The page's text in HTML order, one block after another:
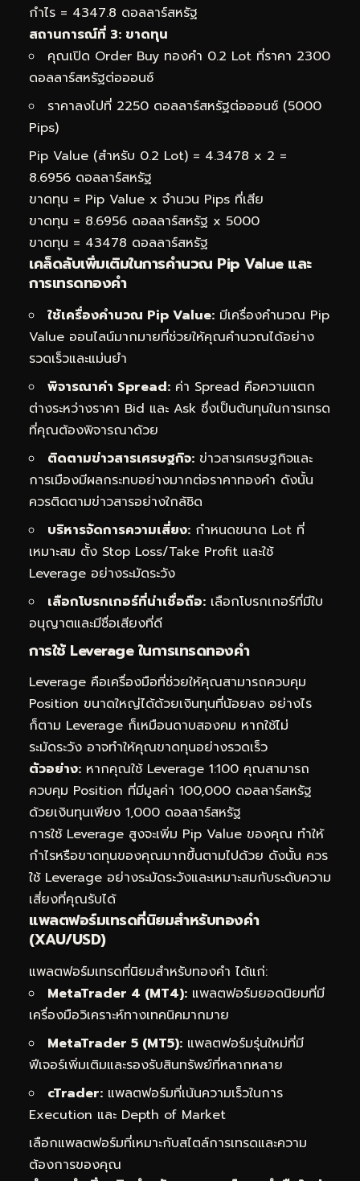
กำไร = 4347.8 ดอลลาร์สหรัฐ
สถานการณ์ที่ 3: ขาดทุน
คุณเปิด Order Buy ทองคำ 0.2 Lot ที่ราคา 2300
ดอลลาร์สหรัฐต่อออนซ์
ราคาลงไปที่ 2250 ดอลลาร์สหรัฐต่อออนซ์ (5000
Pips)
Pip Value (สำหรับ 0.2 Lot) = 4.3478 x 2 =
8.6956 ดอลลาร์สหรัฐ
ขาดทุน = Pip Value x จำนวน Pips ที่เสีย
ขาดทุน = 8.6956 ดอลลาร์สหรัฐ x 5000
ขาดทุน = 43478 ดอลลาร์สหรัฐ
เคล็ดลับเพิ่มเติมในการคำนวณ Pip Value และ
การเทรดทองคำ
ใช้เครื่องคำนวณ Pip Value: มีเครื่องคำนวณ Pip
Value ออนไลน์มากมายที่ช่วยให้คุณคำนวณได้อย่าง
รวดเร็วและแม่นยำ
พิจารณาค่า Spread: ค่า Spread คือความแตก
ต่างระหว่างราคา Bid และ Ask ซึ่งเป็นต้นทุนในการเทรด
ที่คุณต้องพิจารณาด้วย
ติดตามข่าวสารเศรษฐกิจ: ข่าวสารเศรษฐกิจและ
การเมืองมีผลกระทบอย่างมากต่อราคาทองคำ ดังนั้น
ควรติดตามข่าวสารอย่างใกล้ชิด
บริหารจัดการความเสี่ยง: กำหนดขนาด Lot ที่
เหมาะสม ตั้ง Stop Loss/Take Profit และใช้
Leverage อย่างระมัดระวัง
เลือกโบรกเกอร์ที่น่าเชื่อถือ: เลือกโบรกเกอร์ที่มีใบ
อนุญาตและมีชื่อเสียงที่ดี
การใช้ Leverage ในการเทรดทองคำ
Leverage คือเครื่องมือที่ช่วยให้คุณสามารถควบคุม
Position ขนาดใหญ่ได้ด้วยเงินทุนที่น้อยลง อย่างไร
ก็ตาม Leverage ก็เหมือนดาบสองคม หากใช้ไม่
ระมัดระวัง อาจทำให้คุณขาดทุนอย่างรวดเร็ว
ตัวอย่าง: หากคุณใช้ Leverage 1:100 คุณสามารถ
ควบคุม Position ที่มีมูลค่า 100,000 ดอลลาร์สหรัฐ
ด้วยเงินทุนเพียง 1,000 ดอลลาร์สหรัฐ
การใช้ Leverage สูงจะเพิ่ม Pip Value ของคุณ ทำให้
กำไรหรือขาดทุนของคุณมากขึ้นตามไปด้วย ดังนั้น ควร
ใช้ Leverage อย่างระมัดระวังและเหมาะสมกับระดับความ
เสี่ยงที่คุณรับได้
แพลตฟอร์มเทรดที่นิยมสำหรับทองคำ
(XAU/USD)
แพลตฟอร์มเทรดที่นิยมสำหรับทองคำ ได้แก่:
MetaTrader 4 (MT4): แพลตฟอร์มยอดนิยมที่มี
เครื่องมือวิเคราะห์ทางเทคนิคมากมาย
MetaTrader 5 (MT5): แพลตฟอร์มรุ่นใหม่ที่มี
ฟีเจอร์เพิ่มเติมและรองรับสินทรัพย์ที่หลากหลาย
cTrader: แพลตฟอร์มที่เน้นความเร็วในการ
Execution และ Depth of Market
เลือกแพลตฟอร์มที่เหมาะกับสไตล์การเทรดและความ
ต้องการของคุณ